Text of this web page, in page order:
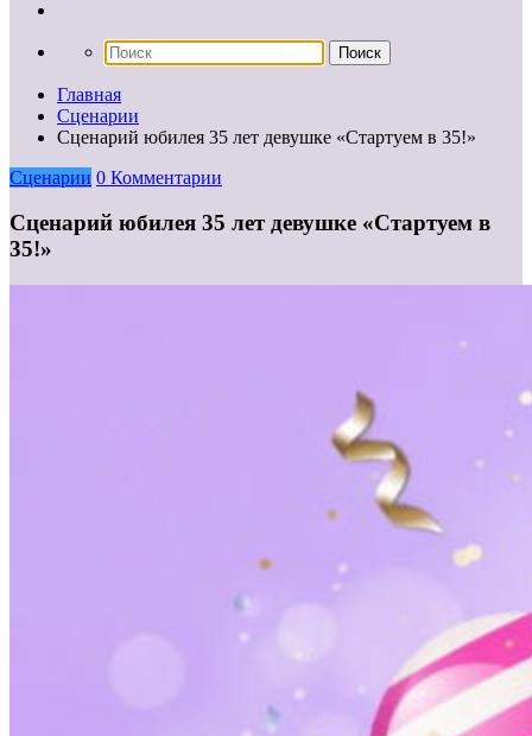
Главная
Сценарии
Сценарий юбилея 35 лет девушке «Стартуем в 35!»
Сценарии 0 Комментарии
Сценарий юбилея 35 лет девушке «Стартуем в
35!»